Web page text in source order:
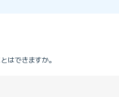
はできますか。